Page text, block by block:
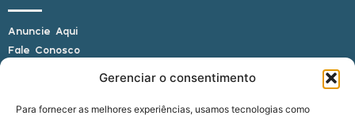
Gerenciar o consentimento
Para fornecer as melhores experiências, usamos tecnologias como
Anuncie Aqui
Fale Conosco